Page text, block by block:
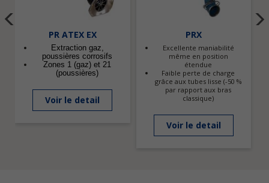
PR ATEX EX
Extraction gaz,
poussières corrosifs
Zones 1 (gaz) et 21
(poussières)
Voir le detail
PRX
Excellente maniabilité
même en position
étendue
Faible perte de charge
grâce aux tubes lisse (-50 %
par rapport aux bras
classique)
Voir le detail